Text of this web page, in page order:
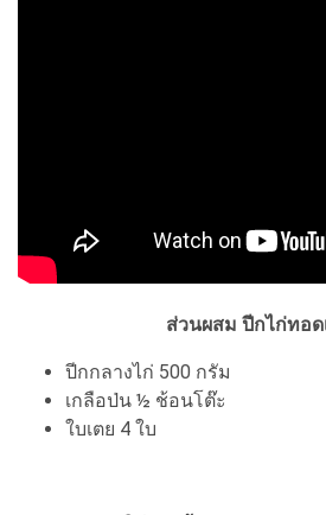
ส่วนผสม ปีกไก่ทอด
ปีกกลางไก่ 500 กรัม
เกลือป่น ½ ช้อนโต๊ะ
ใบเตย 4 ใบ